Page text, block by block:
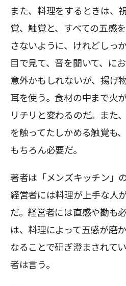
また、料理をするときは、
覚、触覚と、すべての五感
さないように、けれどしっ
目で見て、音を聞いて、に
意外かもしれないが、揚げ
耳を使う。食材の中まで火
リチリと変わるのだ。また
を触ってたしかめる触覚も
もちろん必要だ。
著者は「メンズキッチン」
経営者には料理が上手な人
だ。経営者には直感や勘も
は、料理によって五感が磨
なることで研ぎ澄まされて
者は言う。